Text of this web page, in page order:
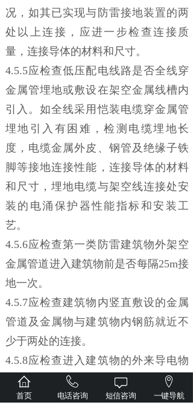
况，如其已实现与防雷接地装置的两
处以上连接，应进一步检查连接质
量，连接导体的材料和尺寸。
4.5.5应检查低压配电线路是否全线穿
金属管埋地或敷设在架空金属线槽内
引入。如全线采用恺装电缆穿金属管
埋地引入有困难，检测电缆埋地长
度，电缆金属外皮、钢管及绝缘子铁
脚等接地连接性能，连接导体的材料
和尺寸，埋地电缆与架空线连接处安
装的电涌保护器性能指标和安装工
艺。
4.5.6应检查第一类防雷建筑物外架空
金属管道进入建筑物前是否每隔25m接
地一次。
4.5.7应检查建筑物内竖直敷设的金属
管道及金属物与建筑物内钢筋就近不
少于两处的连接。
4.5.8应检查进入建筑物的外来导电物
是否在LPZ0区与LPZ1区界面处与总等
电位连接带连接。
首页 电话咨询 短信咨询 一键导航